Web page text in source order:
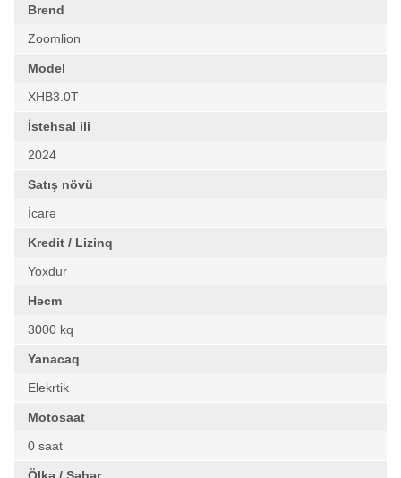
Brend
Zoomlion
Model
XHB3.0T
İstehsal ili
2024
Satış növü
İcarə
Kredit / Lizinq
Yoxdur
Həcm
3000 kq
Yanacaq
Elekrtik
Motosaat
0 saat